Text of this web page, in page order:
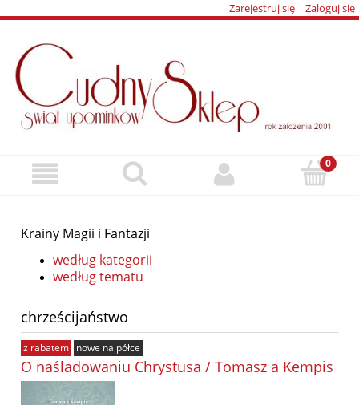
Zarejestruj się Zaloguj się
Krainy Magii i Fantazji
według kategorii
według tematu
chrześcijaństwo
O naśladowaniu Chrystusa / Tomasz a Kempis
z rabatem nowe na półce